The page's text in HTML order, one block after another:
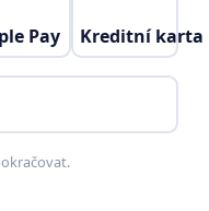
Pay Kreditní karta